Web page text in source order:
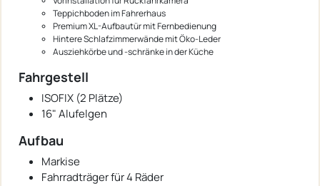
Teppichboden im Fahrerhaus
Premium XL-Aufbautür mit Fernbedienung
Hintere Schlafzimmerwände mit Öko-Leder
Ausziehkörbe und -schränke in der Küche
Fahrgestell
ISOFIX (2 Plätze)
16" Alufelgen
Aufbau
Markise
Fahrradträger für 4 Räder